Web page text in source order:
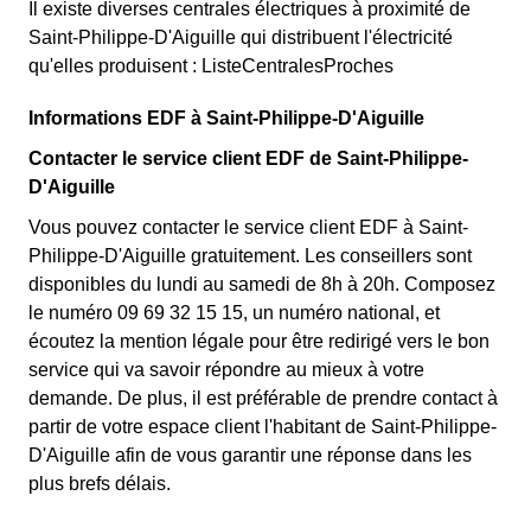
Il existe diverses centrales électriques à proximité de
Saint-Philippe-D'Aiguille qui distribuent l'électricité
qu'elles produisent : ListeCentralesProches
Informations EDF à Saint-Philippe-D'Aiguille
Contacter le service client EDF de Saint-Philippe-
D'Aiguille
Vous pouvez contacter le service client EDF à Saint-
Philippe-D'Aiguille gratuitement. Les conseillers sont
disponibles du lundi au samedi de 8h à 20h. Composez
le numéro 09 69 32 15 15, un numéro national, et
écoutez la mention légale pour être redirigé vers le bon
service qui va savoir répondre au mieux à votre
demande. De plus, il est préférable de prendre contact à
partir de votre espace client l'habitant de Saint-Philippe-
D'Aiguille afin de vous garantir une réponse dans les
plus brefs délais.